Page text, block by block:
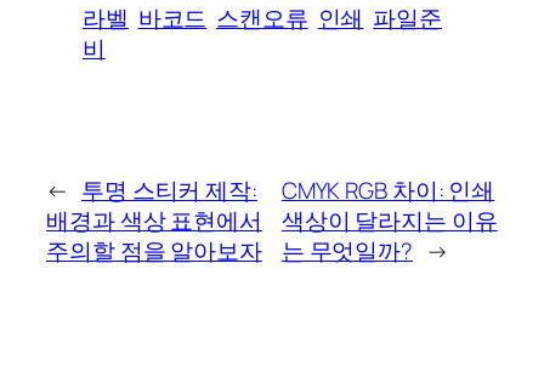
라벨 바코드 스캔오류 인쇄 파일준
비
← 투명 스티커 제작:
배경과 색상 표현에서
주의할 점을 알아보자
CMYK RGB 차이: 인쇄
색상이 달라지는 이유
는 무엇일까? →